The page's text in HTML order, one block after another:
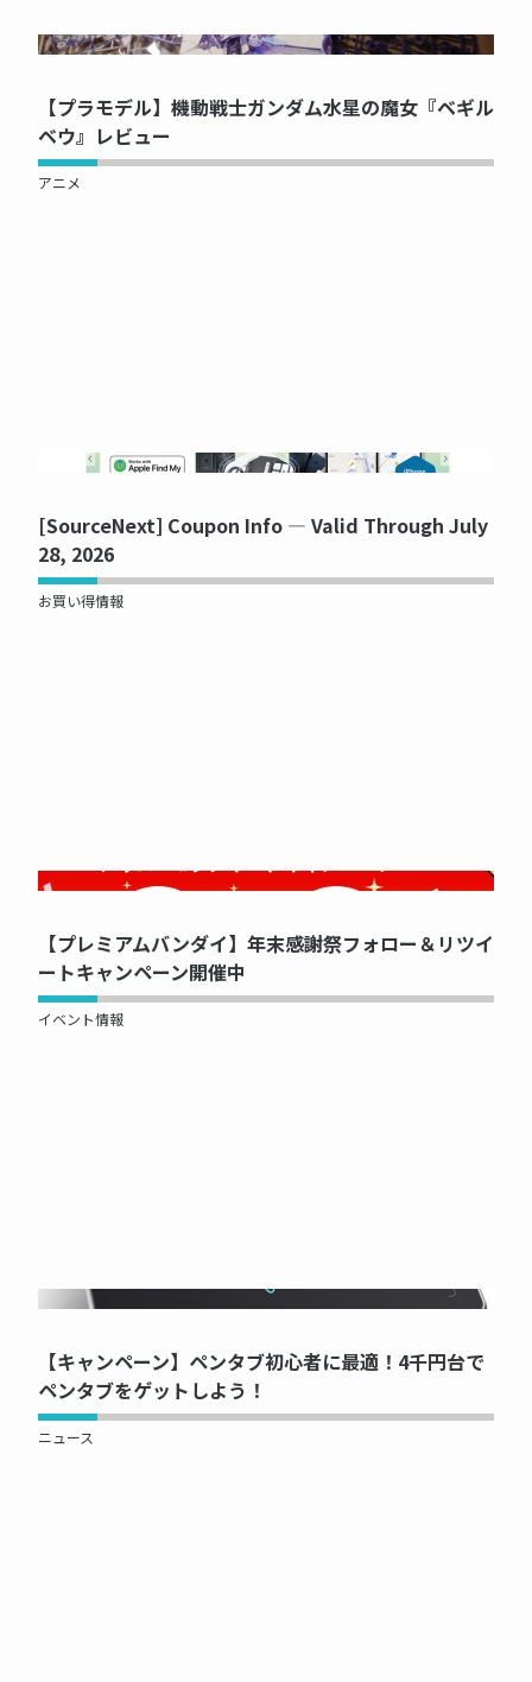
NOW PRINTING...
【プラモデル】機動戦士ガンダム水星の魔女『ベギル
ベウ』レビュー
アニメ
NOW PRINTING...
[SourceNext] Coupon Info — Valid Through July
28, 2026
お買い得情報
NOW PRINTING...
【プレミアムバンダイ】年末感謝祭フォロー＆リツイ
ートキャンペーン開催中
イベント情報
NOW PRINTING...
【キャンペーン】ペンタブ初心者に最適！4千円台で
ペンタブをゲットしよう！
ニュース